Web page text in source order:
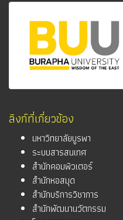
ลิงก์ที่เกี่ยวข้อง
มหาวิทยาลัยบูรพา
ระบบสารสนเทศ
สำนักคอมพิวเตอร์
สำนักหอสมุด
สำนักบริการวิชาการ
สำนักพัฒนานวัตกรรม